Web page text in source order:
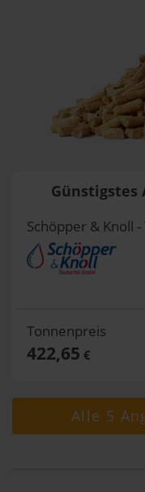
Günstigstes
Schöpper & Knoll
Tonnenpreis
422,65 €
Alle 5